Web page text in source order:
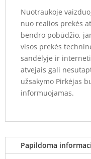
Nuotraukoje
nuo realios prekės
bendro pobūdžio,
visos prekės
sandėlyje ir
atvejais gali
užsakymo Pirkėjas
informuojamas.
Papildoma